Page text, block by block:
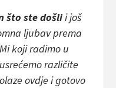
što ste došlii još
ljubav prema
koji radimo u
različite
ovdje i gotovo